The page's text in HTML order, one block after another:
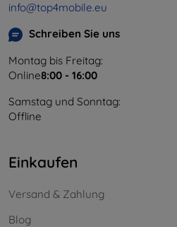
info@top4mobile.eu
Schreiben Sie uns
Montag bis Freitag:
Online8:00 - 16:00
Samstag und Sonntag:
Offline
Einkaufen
Versand & Zahlung
Blog